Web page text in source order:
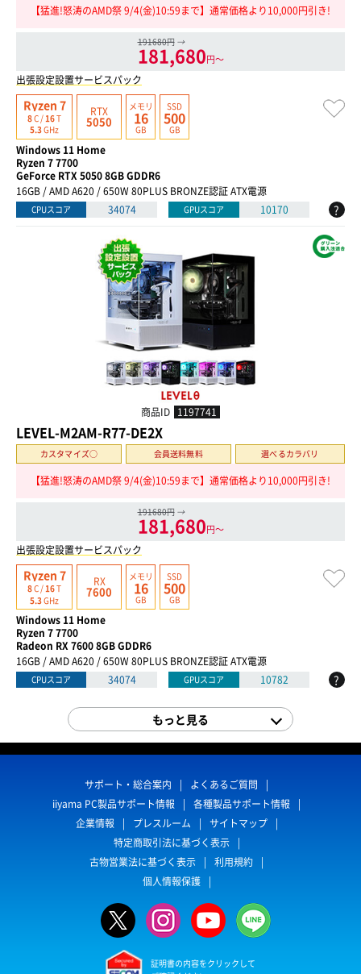
【猛進!怒涛のAMD祭 9/4(金)10:59まで】通常価格より10,000円引き!
191680円 →
181,680円〜
出張設定設置サービスパック
Ryzen 7
8C /16T
5.3GHz
RTX
5050
メモリ
16
GB
SSD
500
GB
Windows 11 Home
Ryzen 7 7700
GeForce RTX 5050 8GB GDDR6
16GB / AMD A620 / 650W 80PLUS BRONZE認証 ATX電源
CPUスコア 34074 GPUスコア 10170 ?
商品ID 1197741
LEVEL-M2AM-R77-DE2X
カスタマイズ○ 会員送料無料 選べるカラバリ
【猛進!怒涛のAMD祭 9/4(金)10:59まで】通常価格より10,000円引き!
191680円 →
181,680円〜
出張設定設置サービスパック
Ryzen 7
8C /16T
5.3GHz
RX
7600
メモリ
16
GB
SSD
500
GB
Windows 11 Home
Ryzen 7 7700
Radeon RX 7600 8GB GDDR6
16GB / AMD A620 / 650W 80PLUS BRONZE認証 ATX電源
CPUスコア 34074 GPUスコア 10782 ?
もっと見る
サポート・総合案内
よくあるご質問
iiyama PC製品サポート情報
各種製品サポート情報
企業情報
プレスルーム
サイトマップ
特定商取引法に基づく表示
古物営業法に基づく表示
利用規約
個人情報保護
証明書の内容をクリックして